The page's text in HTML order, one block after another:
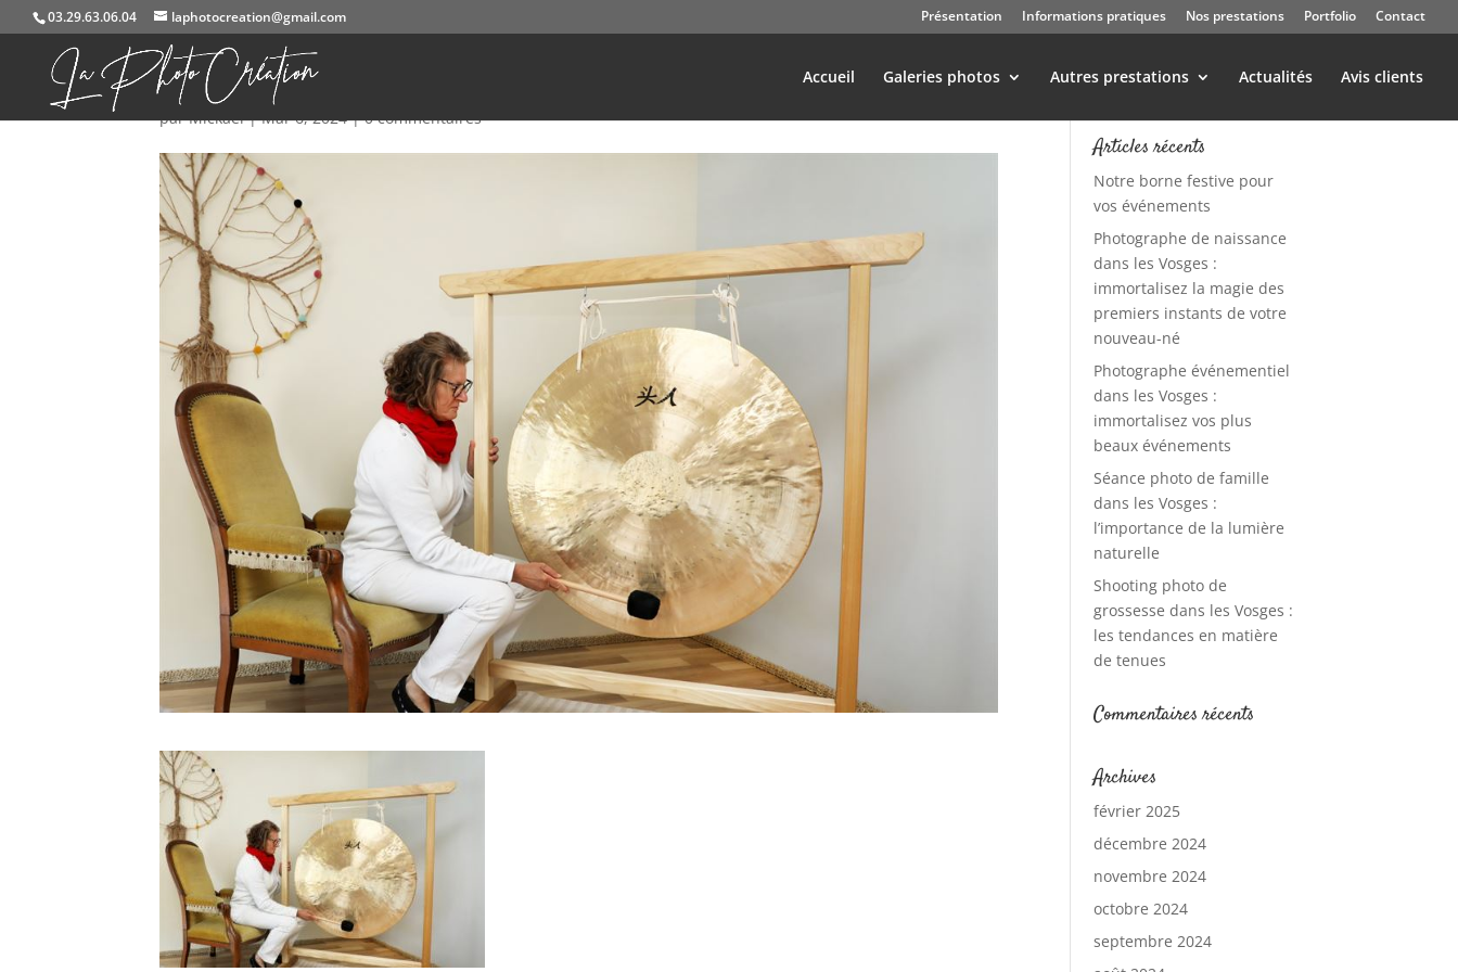
03.29.63.06.04 laphotocreation@gmail.com Présentation Informations pratiques Nos prestations Portfolio Contact
Accueil Galeries photos Autres prestations Actualités Avis clients
584A6991
parMickael|Mar 6, 2024|0 commentaires
Articles récents
Notre borne festive pour
vos événements
Photographe de naissance
dans les Vosges :
immortalisez la magie des
premiers instants de votre
nouveau-né
Photographe événementiel
dans les Vosges :
immortalisez vos plus
beaux événements
Séance photo de famille
dans les Vosges :
l’importance de la lumière
naturelle
Shooting photo de
grossesse dans les Vosges :
les tendances en matière
de tenues
Commentaires récents
Archives
février 2025
décembre 2024
novembre 2024
octobre 2024
septembre 2024